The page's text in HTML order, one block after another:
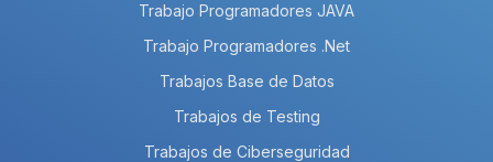
Trabajo Programadores JAVA
Trabajo Programadores .Net
Trabajos Base de Datos
Trabajos de Testing
Trabajos de Ciberseguridad